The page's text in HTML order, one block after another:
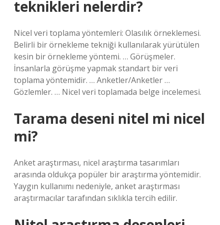
teknikleri nelerdir?
Nicel veri toplama yöntemleri: Olasılık örneklemesi.
Belirli bir örnekleme tekniği kullanılarak yürütülen
kesin bir örnekleme yöntemi. … Görüşmeler.
İnsanlarla görüşme yapmak standart bir veri
toplama yöntemidir. … Anketler/Anketler …
Gözlemler. … Nicel veri toplamada belge incelemesi.
Tarama deseni nitel mi nicel
mi?
Anket araştırması, nicel araştırma tasarımları
arasında oldukça popüler bir araştırma yöntemidir.
Yaygın kullanımı nedeniyle, anket araştırması
araştırmacılar tarafından sıklıkla tercih edilir.